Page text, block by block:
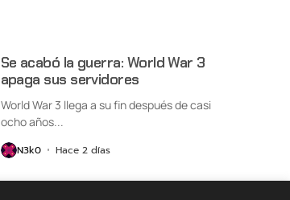
Se acabó la guerra: World War 3
apaga sus servidores
World War 3 llega a su fin después de casi
ocho años...
N3k0 Hace 2 días